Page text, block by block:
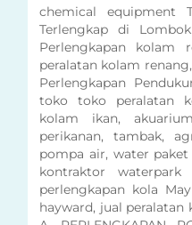
chemical equipment
Terlengkap di
Perlengkapan kolam
peralatan kolam
Perlengkapan
toko toko peralatan
kolam ikan,
perikanan, tambak,
pompa air, water
kontraktor
perlengkapan kola May
hayward, jual